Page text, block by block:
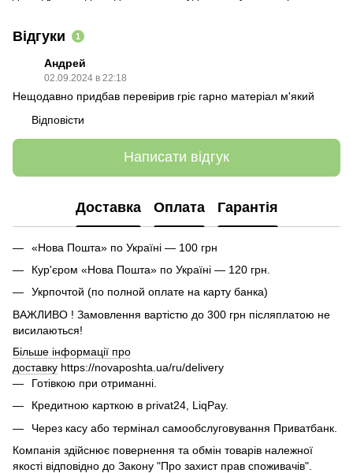
Відгуки 1
Андрей
02.09.2024 в 22:18
Нещодавно придбав перевірив гріє гарно матеріал м'який
Відповісти
Написати відгук
Доставка Оплата Гарантія
«Нова Пошта» по Україні — 100 грн
Кур'єром «Нова Пошта» по Україні — 120 грн.
Укрпочтой (по полной оплате на карту банка)
ВАЖЛИВО ! Замовлення вартістю до 300 грн післяплатою не
висилаються!
Більше інформації про
доставку https://novaposhta.ua/ru/delivery
Готівкою при отриманні.
Кредитною карткою в privat24, LiqPay.
Через касу або термінал самообслуговування Приватбанк.
Компанія здійснює повернення та обмін товарів належної
якості відповідно до Закону "Про захист прав споживачів".